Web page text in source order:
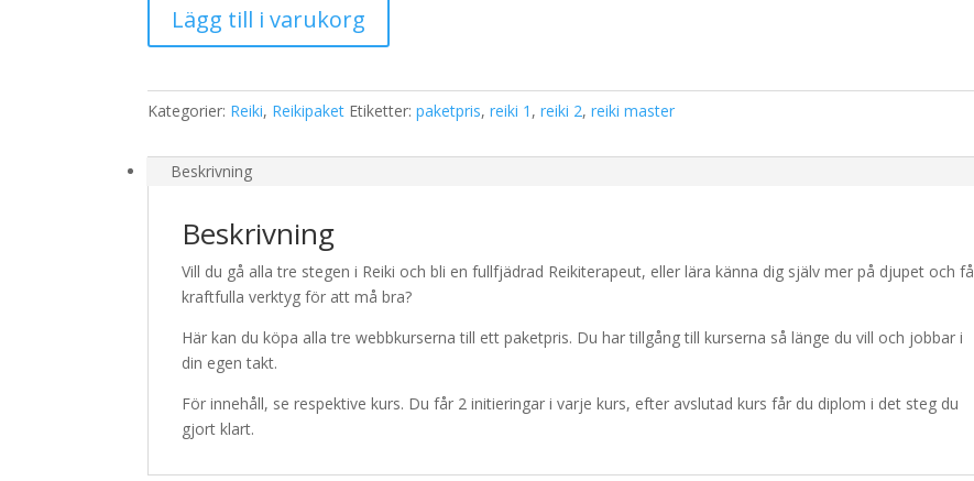
2
Master
paketpris
mängd
Lägg till i varukorg
Kategorier: Reiki, Reikipaket Etiketter:paketpris,reiki 1 ,reiki 2,reiki master
Beskrivning
Beskrivning
Vill du gå alla tre stegen i Reiki och bli en fullfjädrad Reikiterapeut, eller lära känna dig själv mer på djupet och få
kraftfulla verktyg för att må bra?
Här kan du köpa alla tre webbkurserna till ett paketpris. Du har tillgång till kurserna så länge du vill och jobbar i
din egen takt.
För innehåll, se respektive kurs. Du får 2 initieringar i varje kurs, efter avslutad kurs får du diplom i det steg du
gjort klart.